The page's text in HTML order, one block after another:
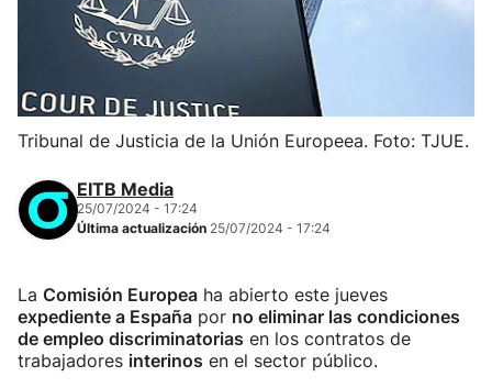
Tribunal de Justicia de la Unión Europeea. Foto: TJUE.
EITB Media
25/07/2024 - 17:24
Última actualización 25/07/2024 - 17:24
La Comisión Europea ha abierto este jueves
expediente a España por no eliminar las condiciones
de empleo discriminatorias en los contratos de
trabajadores interinos en el sector público.